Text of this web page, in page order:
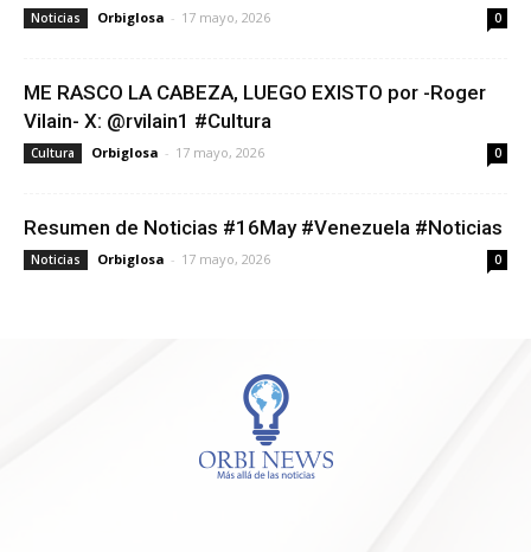
Noticias Orbiglosa - 17 mayo, 2026 0
ME RASCO LA CABEZA, LUEGO EXISTO por -Roger
Vilain- X: @rvilain1 #Cultura
Cultura Orbiglosa - 17 mayo, 2026 0
Resumen de Noticias #16May #Venezuela #Noticias
Noticias Orbiglosa - 17 mayo, 2026 0